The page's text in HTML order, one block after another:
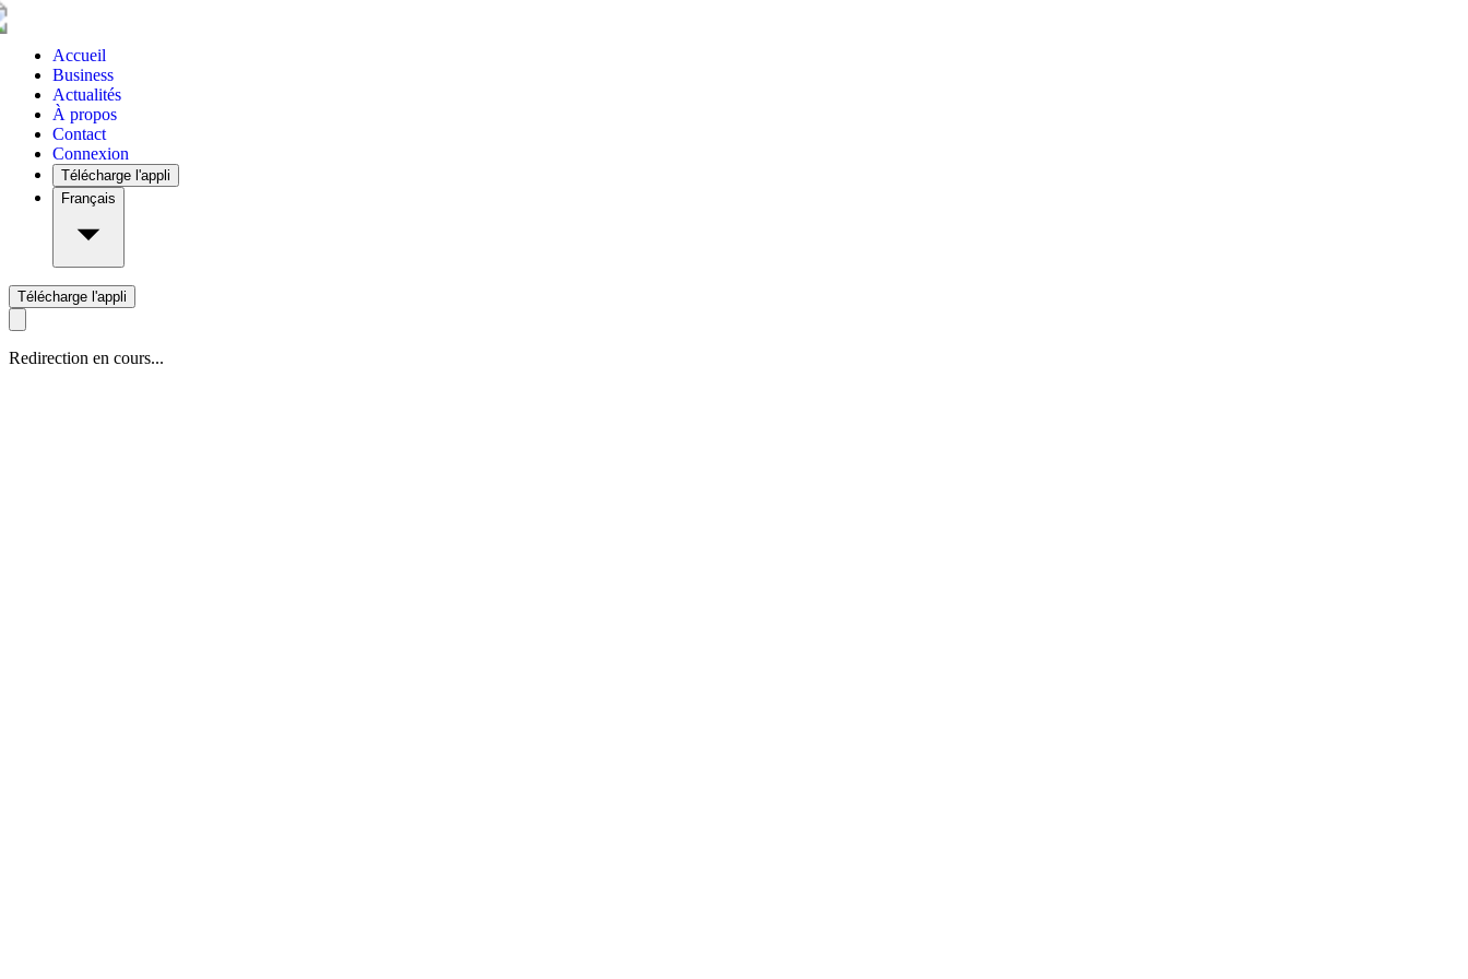
Accueil
Business
Actualités
À propos
Contact
Connexion
Télécharge l'appli
Français
Télécharge l'appli
Redirection en cours...